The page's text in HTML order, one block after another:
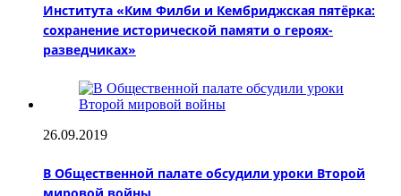
Института «Ким Филби и Кембриджская пятёрка:
сохранение исторической памяти о героях-
разведчиках»
26.09.2019
В Общественной палате обсудили уроки Второй